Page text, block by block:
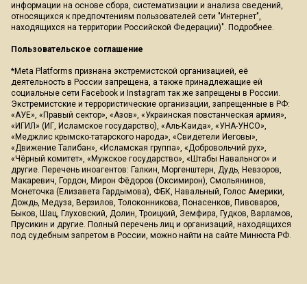
информации на основе сбора, систематизации и анализа сведений,
относящихся к предпочтениям пользователей сети "Интернет",
находящихся на территории Российской Федерации)". Подробнее.
Пользовательское соглашение
*Meta Platforms признана экстремистской организацией, её
деятельность в России запрещена, а также принадлежащие ей
социальные сети Facebook и Instagram так же запрещены в России.
Экстремистские и террористические организации, запрещенные в РФ:
«АУЕ», «Правый сектор», «Азов», «Украинская повстанческая армия»,
«ИГИЛ» (ИГ, Исламское государство), «Аль-Каида», «УНА-УНСО»,
«Меджлис крымско-татарского народа», «Свидетели Иеговы»,
«Движение Талибан», «Исламская группа», «Добровольчий рух»,
«Чёрный комитет», «Мужское государство», «Штабы Навального» и
другие. Перечень иноагентов: Галкин, Моргенштерн, Дудь, Невзоров,
Макаревич, Гордон, Мирон Фёдоров (Оксимирон), Смольянинов,
Монеточка (Елизавета Гардымова), ФБК, Навальный, Голос Америки,
Дождь, Медуза, Верзилов, Толоконникова, Понасенков, Пивоваров,
Быков, Шац, Глуховский, Долин, Троицкий, Земфира, Гудков, Варламов,
Прусикин и другие. Полный перечень лиц и организаций, находящихся
под судебным запретом в России, можно найти на сайте Минюста РФ.